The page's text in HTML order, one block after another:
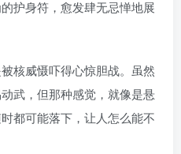
护身符，愈发肆无忌惮地展
核威慑吓得心惊胆战。虽然
武，但那种感觉，就像是悬
都可能落下，让人怎么能不